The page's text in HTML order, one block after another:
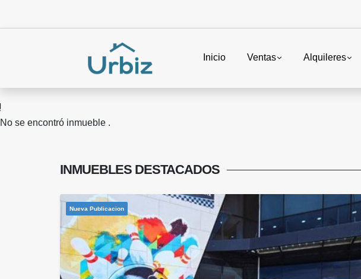
Inicio Ventas Alquileres
No se encontró inmueble .
INMUEBLES DESTACADOS
Nueva Publicacion